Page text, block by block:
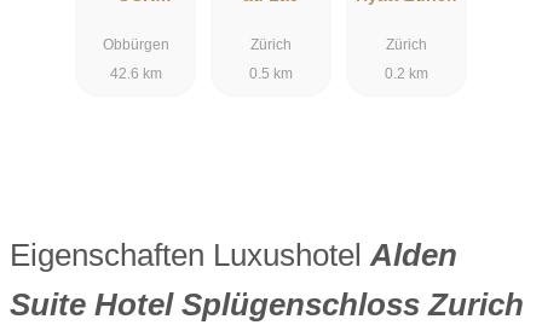
HOTEL
Obbürgen
42.6 km
Zürich
0.5 km
Zürich
0.2 km
Eigenschaften Luxushotel Alden
Suite Hotel Splügenschloss Zurich